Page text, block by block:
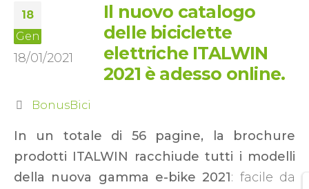
18
Gen
18/01/2021
Il nuovo catalogo
delle biciclette
elettriche ITALWIN
2021 è adesso online.
BonusBici
In un totale di 56 pagine, la brochure
prodotti ITALWIN racchiude tutti i modelli
della nuova gamma e-bike 2021: facile da